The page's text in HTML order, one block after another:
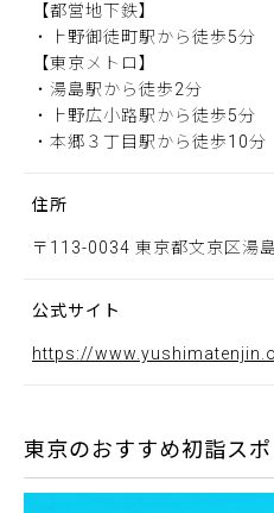
【都営地下鉄】
・上野御徒町駅から徒歩5分
【東京メトロ】
・湯島駅から徒歩2分
・上野広小路駅から徒歩5分
・本郷３丁目駅から徒歩10分
住所
〒113-0034 東京都文京区湯
公式サイト
https://
東京のおすすめ初詣ス